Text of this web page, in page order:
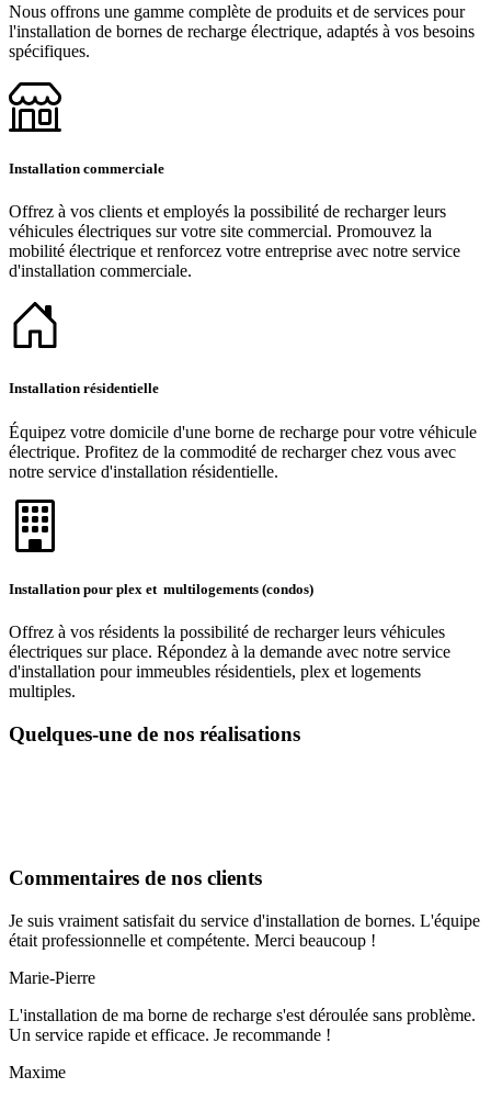
Nous offrons une gamme complète de produits et de services pour
l'installation de bornes de recharge électrique, adaptés à vos besoins
spécifiques.
Installation commerciale
Offrez à vos clients et employés la possibilité de recharger leurs
véhicules électriques sur votre site commercial. Promouvez la
mobilité électrique et renforcez votre entreprise avec notre service
d'installation commerciale.
Installation résidentielle
Équipez votre domicile d'une borne de recharge pour votre véhicule
électrique. Profitez de la commodité de recharger chez vous avec
notre service d'installation résidentielle.
Installation pour plex et multilogements (condos)
Offrez à vos résidents la possibilité de recharger leurs véhicules
électriques sur place. Répondez à la demande avec notre service
d'installation pour immeubles résidentiels, plex et logements
multiples.
Quelques-une de nos réalisations
Commentaires de nos clients
Je suis vraiment satisfait du service d'installation de bornes. L'équipe
était professionnelle et compétente. Merci beaucoup !
Marie-Pierre
L'installation de ma borne de recharge s'est déroulée sans problème.
Un service rapide et efficace. Je recommande !
Maxime